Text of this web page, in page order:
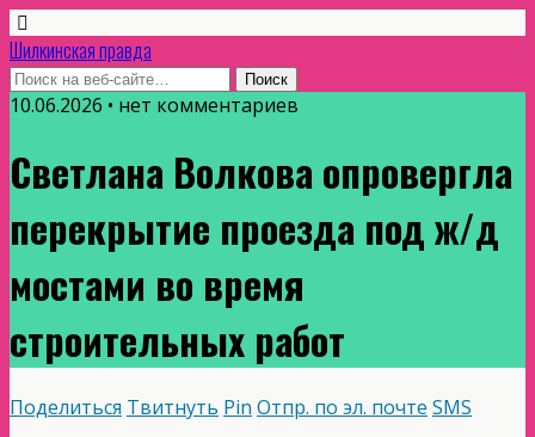
Шилкинская правда
10.06.2026 • нет комментариев
Светлана Волкова опровергла
перекрытие проезда под ж/д
мостами во время
строительных работ
Поделиться Твитнуть Pin Отпр. по эл. почте SMS